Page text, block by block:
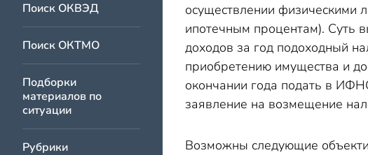
Поиск ОКВЭД
Поиск ОКТМО
Подборки
материалов по
ситуации
Рубрики
осуществлении физическими
ипотечным процентам). Суть
доходов за год подоходный
приобретению имущества и
окончании года подать в
заявление на возмещение
Возможны следующие